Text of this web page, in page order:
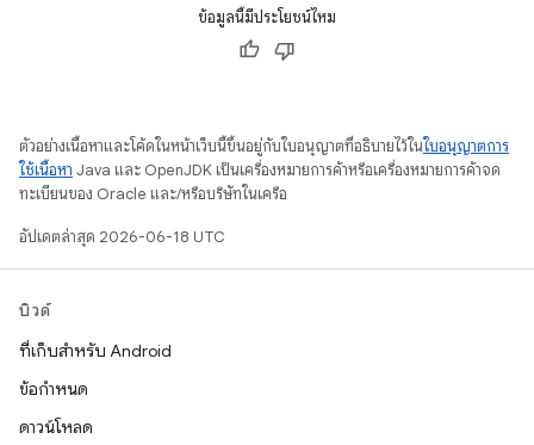
ข้อมูลนี้มีประโยชน์ไหม
ตัวอย่างเนื้อหาและโค้ดในหน้าเว็บนี้ขึ้นอยู่กับใบอนุญาตที่อธิบายไว้ในใบอนุญาตการ
ใช้เนื้อหา Java และ OpenJDK เป็นเครื่องหมายการค้าหรือเครื่องหมายการค้าจด
ทะเบียนของ Oracle และ/หรือบริษัทในเครือ
อัปเดตล่าสุด 2026-06-18 UTC
บิวด์
ที่เก็บสำหรับ Android
ข้อกำหนด
ดาวน์โหลด